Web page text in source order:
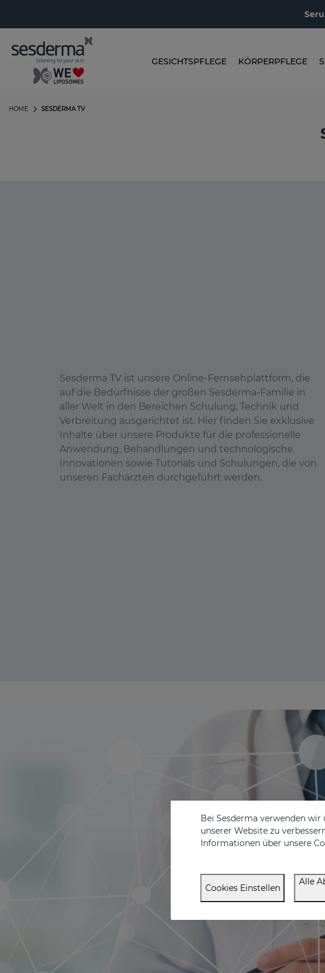
GESICHTSPFLEGE KÖRPERPFLEGE
SESDERMA TV
HOME
Sesderma TV ist unsere Online-Fernsehplattform, die
auf die Bedürfnisse der großen Sesderma-Familie in
aller Welt in den Bereichen Schulung, Technik und
Verbreitung ausgerichtet ist. Hier finden Sie exklusive
Inhalte über unsere Produkte für die professionelle
Anwendung, Behandlungen und technologische
Innovationen sowie Tutorials und Schulungen, die von
unseren Fachärzten durchgeführt werden.
Bei Sesderma verwenden
unserer Website zu
Informationen über unsere
Cookies Einstellen
Alle